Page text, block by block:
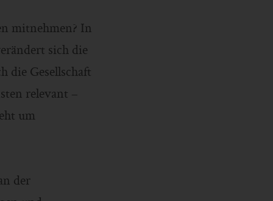
mitnehmen? In
sich die
die Gesellschaft
relevant –
um
der